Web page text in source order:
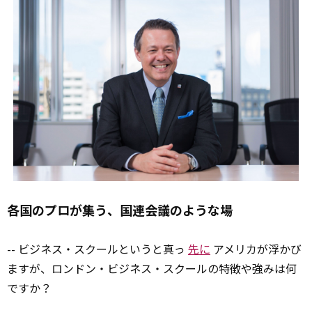
各国のプロが集う、国連会議のような場
-- ビジネス・スクールというと真っ 先に アメリカが浮かび
ますが、ロンドン・ビジネス・スクールの特徴や強みは何
ですか？